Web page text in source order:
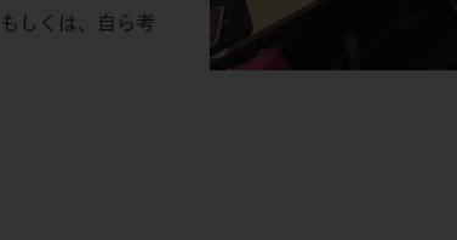
しくは、自ら考